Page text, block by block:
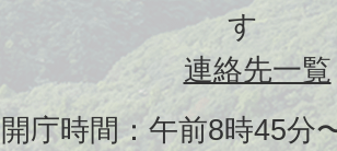
す
連絡先一覧
開庁時間：午前8時45分